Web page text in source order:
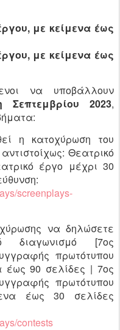
με κείμενα έως
με κείμενα έως
να υποβάλλουν
Σεπτεμβρίου 2023,
η κατοχύρωση του
Θεατρικό
έργο μέχρι 30
screenplays-
να δηλώσετε
διαγωνισμό [7ος
πρωτότυπου
έως 90 σελίδες | 7ος
πρωτότυπου
έως 30 σελίδες
contests